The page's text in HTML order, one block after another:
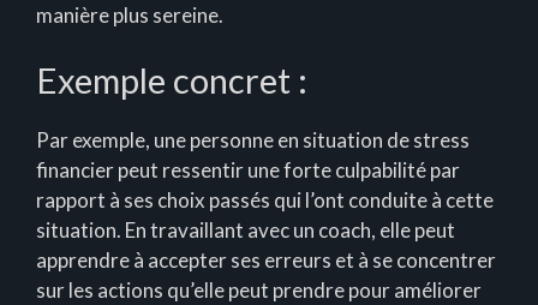
manière plus sereine.
Exemple concret :
Par exemple, une personne en situation de stress
financier peut ressentir une forte culpabilité par
rapport à ses choix passés qui l’ont conduite à cette
situation. En travaillant avec un coach, elle peut
apprendre à accepter ses erreurs et à se concentrer
sur les actions qu’elle peut prendre pour améliorer